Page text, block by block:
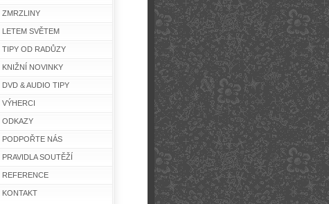
ZMRZLINY
LETEM SVĚTEM
TIPY OD RADŮZY
KNIŽNÍ NOVINKY
DVD & AUDIO TIPY
VÝHERCI
ODKAZY
PODPOŘTE NÁS
PRAVIDLA SOUTĚŽÍ
REFERENCE
KONTAKT